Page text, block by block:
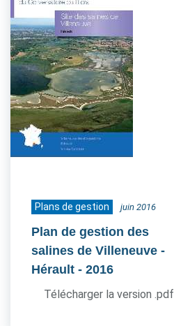
Plans de gestion juin 2016
Plan de gestion des
salines de Villeneuve -
Hérault - 2016
Télécharger la version .pdf